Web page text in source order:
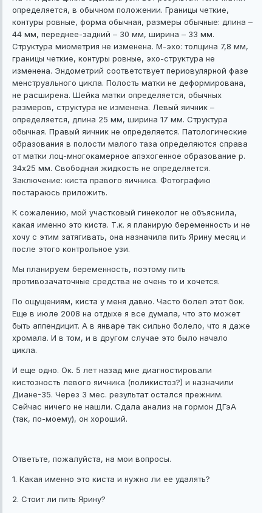
определяется, в обычном положении. Границы четкие,
контуры ровные, форма обычная, размеры обычные: длина –
44 мм, переднее-задний – 30 мм, ширина – 33 мм.
Структура миометрия не изменена. М-эхо: толщина 7,8 мм,
границы четкие, контуры ровные, эхо-структура не
изменена. Эндометрий соответствует периовулярной фазе
менструального цикла. Полость матки не деформирована,
не расширена. Шейка матки определяется, обычных
размеров, структура не изменена. Левый яичник –
определяется, длина 25 мм, ширина 17 мм. Структура
обычная. Правый яичник не определяется. Патологические
образования в полости малого таза определяются справа
от матки лоц-многокамерное апэхогенное образование р.
34х25 мм. Свободная жидкость не определяется.
Заключение: киста правого яичника. Фотографию
постараюсь приложить.
К сожалению, мой участковый гинеколог не объяснила,
какая именно это киста. Т.к. я планирую беременность и не
хочу с этим затягивать, она назначила пить Ярину месяц и
после этого контрольное узи.
Мы планируем беременность, поэтому пить
противозачаточные средства не очень то и хочется.
По ощущениям, киста у меня давно. Часто болел этот бок.
Еще в июле 2008 на отдыхе я все думала, что это может
быть аппендицит. А в январе так сильно болело, что я даже
хромала. И в том, и в другом случае это было начало
цикла.
И еще одно. Ок. 5 лет назад мне диагностировали
кистозность левого яичника (поликистоз?) и назначили
Диане-35. Через 3 мес. результат остался прежним.
Сейчас ничего не нашли. Сдала анализ на гормон ДГэА
(так, по-моему), он хороший.
Ответьте, пожалуйста, на мои вопросы.
1. Какая именно это киста и нужно ли ее удалять?
2. Стоит ли пить Ярину?